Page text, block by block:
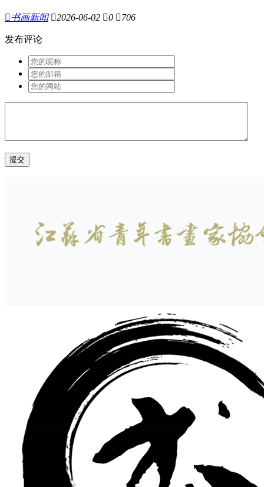
书画新闻 2026-06-02 0 706
发布评论